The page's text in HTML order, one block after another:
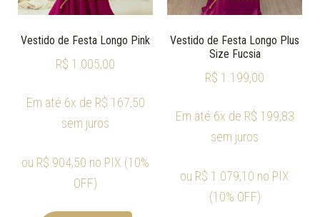
Vestido de Festa Longo Pink
R$ 1.005,00
Em até 6x de R$ 167,50
sem juros
ou R$ 904,50 no PIX (10%
OFF)
Vestido de Festa Longo Plus
Size Fucsia
R$ 1.199,00
Em até 6x de R$ 199,83
sem juros
ou R$ 1.079,10 no PIX
(10% OFF)